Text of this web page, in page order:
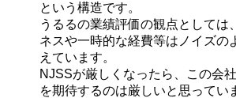
という構造です。
うるるの業績評価の観点としては
ネスや一時的な経費等はノイズの
えています。
NJSSが厳しくなったら、この会
を期待するのは厳しいと思ってい